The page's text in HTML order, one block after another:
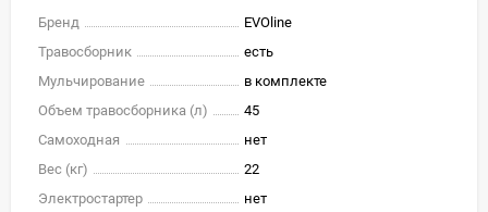
Бренд
EVOline
Травосборник
есть
Мульчирование
в комплекте
Объем травосборника (л)
45
Самоходная
нет
Вес (кг)
22
Электростартер
нет